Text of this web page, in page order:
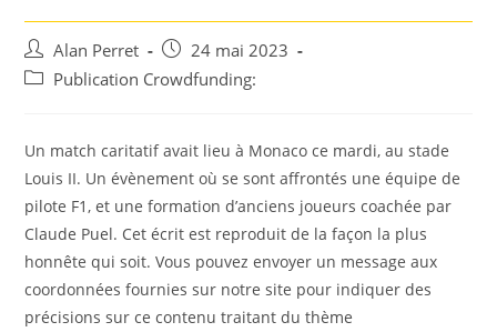
Auteur/autrice
de
Alan Perret
Post
published:
24 mai 2023
PostPublication Crowdfunding:
Un match caritatif avait lieu à Monaco ce mardi, au stade
Louis II. Un évènement où se sont affrontés une équipe de
pilote F1, et une formation d’anciens joueurs coachée par
Claude Puel. Cet écrit est reproduit de la façon la plus
honnête qui soit. Vous pouvez envoyer un message aux
coordonnées fournies sur notre site pour indiquer des
précisions sur ce contenu traitant du thème